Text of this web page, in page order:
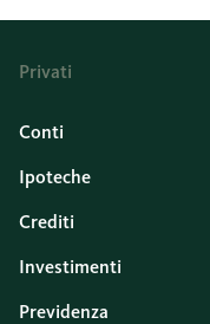
Privati
Conti
Ipoteche
Crediti
Investimenti
Previdenza